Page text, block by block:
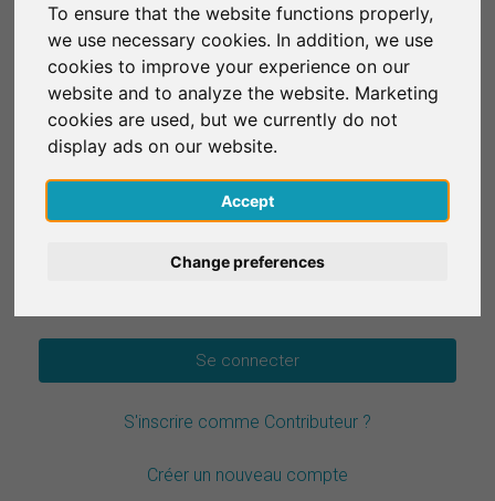
To ensure that the website functions properly,
we use necessary cookies. In addition, we use
cookies to improve your experience on our
website and to analyze the website. Marketing
cookies are used, but we currently do not
display ads on our website.
Accept
Change preferences
Continuer avec Facebook
OU
E-mail*
Mot de passe*
S'inscrire comme Contributeur ?
Créer un nouveau compte
FAQ
S'inscrire gratuitement
S'inscrire
English
Deutsch
Español
Italiano